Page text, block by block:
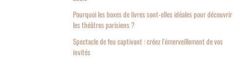
Pourquoi les boxes de livres sont-elles idéales pour découvrir
les théâtres parisiens ?
Spectacle de feu captivant : créez l’émerveillement de vos
invités